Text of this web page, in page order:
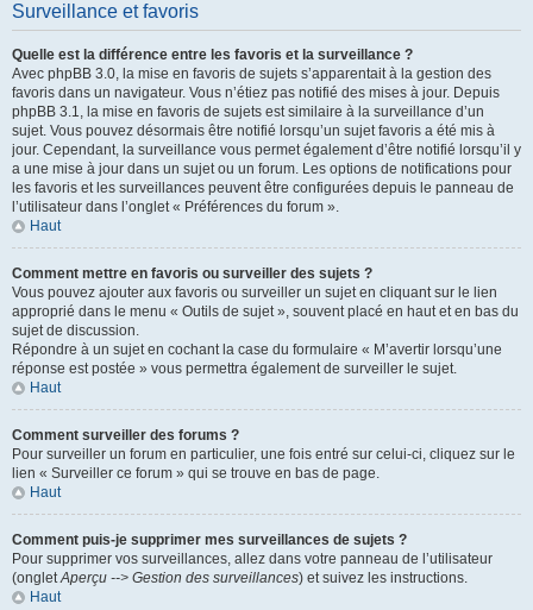
Surveillance et favoris
Quelle est la différence entre les favoris et la surveillance ?
Avec phpBB 3.0, la mise en favoris de sujets s’apparentait à la gestion des
favoris dans un navigateur. Vous n’étiez pas notifié des mises à jour. Depuis
phpBB 3.1, la mise en favoris de sujets est similaire à la surveillance d’un
sujet. Vous pouvez désormais être notifié lorsqu’un sujet favoris a été mis à
jour. Cependant, la surveillance vous permet également d’être notifié lorsqu’il y
a une mise à jour dans un sujet ou un forum. Les options de notifications pour
les favoris et les surveillances peuvent être configurées depuis le panneau de
l’utilisateur dans l’onglet « Préférences du forum ».
Haut
Comment mettre en favoris ou surveiller des sujets ?
Vous pouvez ajouter aux favoris ou surveiller un sujet en cliquant sur le lien
approprié dans le menu « Outils de sujet », souvent placé en haut et en bas du
sujet de discussion.
Répondre à un sujet en cochant la case du formulaire « M’avertir lorsqu’une
réponse est postée » vous permettra également de surveiller le sujet.
Haut
Comment surveiller des forums ?
Pour surveiller un forum en particulier, une fois entré sur celui-ci, cliquez sur le
lien « Surveiller ce forum » qui se trouve en bas de page.
Haut
Comment puis-je supprimer mes surveillances de sujets ?
Pour supprimer vos surveillances, allez dans votre panneau de l’utilisateur
(ongletAperçu --> Gestion des surveillances) et suivez les instructions.
Haut